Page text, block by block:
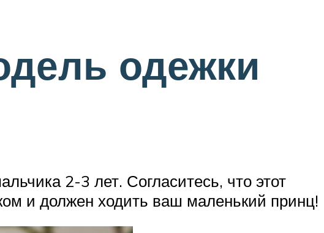
одежки
2-3 лет. Согласитесь, что этот
и должен ходить ваш маленький принц!